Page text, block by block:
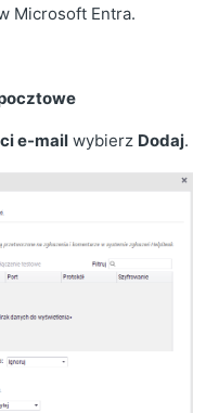
Microsoft Entra.
e-mail wybierz Dodaj.